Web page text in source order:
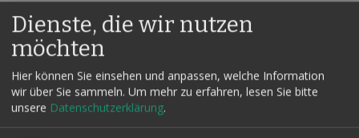
Hierzu präsentieren Sie einen Minizauberstab - wird
mitgeliefert - und stellen schnell fest, dass es damit wohl
nicht funktionieren wird.
Sie greifen zum nächsten Modell - einem massiven
Hammer. Sogleich fangen Sie an, auf dem Smartphone -
welches noch immer von Ihrem Assistenten unter dem
Tuch gehalten wird - wild einzuschlagen, damit dieses
Dienste, die wir nutzen
möchten
Hier können Sie einsehen und anpassen, welche Information
wir über Sie sammeln. Um mehr zu erfahren, lesen Sie bitte
unsere Datenschutzerklärung.